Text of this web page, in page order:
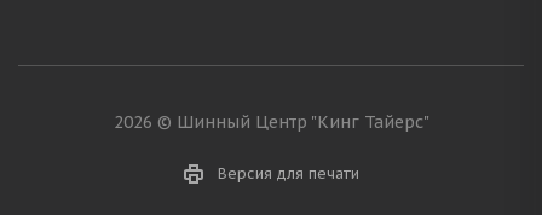
2026 © Шинный Центр "Кинг Тайерс"
Версия для печати